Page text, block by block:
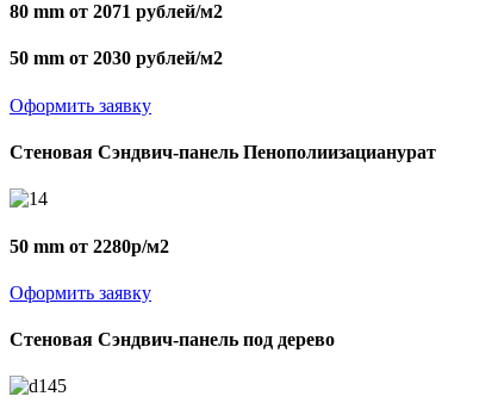
80 mm от 2071 рублей/м2
50 mm от 2030 рублей/м2
Оформить заявку
Стеновая Сэндвич-панель Пенополиизацианурат
50 mm от 2280р/м2
Оформить заявку
Стеновая Сэндвич-панель под дерево